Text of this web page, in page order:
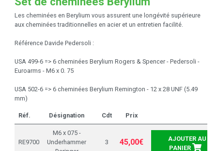
Les cheminées en Berylium vous assurent une longévité supérieure
aux cheminées traditionnelles en acier et un entretien facilité.
Référence Davide Pedersoli :
USA 499-6 => 6 cheminées Berylium Rogers & Spencer - Pedersoli -
Euroarms - M6 x 0. 75
USA 502-6 => 6 cheminées Berylium Remington - 12 x 28 UNF (5.49
mm)
Réf. Désignation Cdt Prix
RE9700
M6 x 075 -
Underhammer
3 45,00€
AJOUTER AU
PANIER